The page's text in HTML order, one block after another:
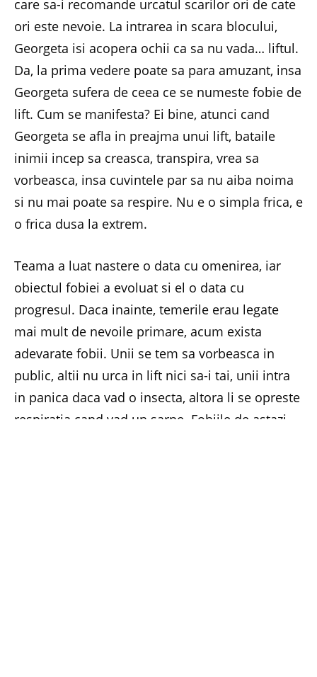
care sa-i recomande urcatul scarilor ori de cate
ori este nevoie. La intrarea in scara blocului,
Georgeta isi acopera ochii ca sa nu vada… liftul.
Da, la prima vedere poate sa para amuzant, insa
Georgeta sufera de ceea ce se numeste fobie de
lift. Cum se manifesta? Ei bine, atunci cand
Georgeta se afla in preajma unui lift, bataile
inimii incep sa creasca, transpira, vrea sa
vorbeasca, insa cuvintele par sa nu aiba noima
si nu mai poate sa respire. Nu e o simpla frica, e
o frica dusa la extrem.
Teama a luat nastere o data cu omenirea, iar
obiectul fobiei a evoluat si el o data cu
progresul. Daca inainte, temerile erau legate
mai mult de nevoile primare, acum exista
adevarate fobii. Unii se tem sa vorbeasca in
public, altii nu urca in lift nici sa-i tai, unii intra
in panica daca vad o insecta, altora li se opreste
respiratia cand vad un sarpe. Fobiile de astazi